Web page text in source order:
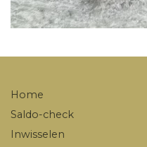
Home
Saldo-check
Inwisselen